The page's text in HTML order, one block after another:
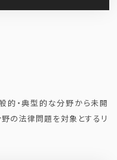
2022年12月5日
的・典型的な分野から未開
の法律問題を対象とするリ